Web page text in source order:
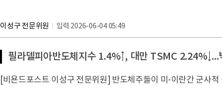
이성구 전문위원 입력 2026-06-04 05:49
필라델피아반도체지수 1.4%↑, 대만 TSMC 2.24%↓...
[비욘드포스트 이성구 전문위원] 반도체주들이 미-이란간 군사